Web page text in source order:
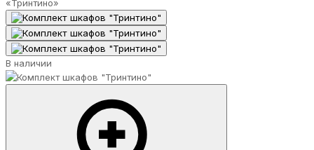
«Тринтино»
В наличии